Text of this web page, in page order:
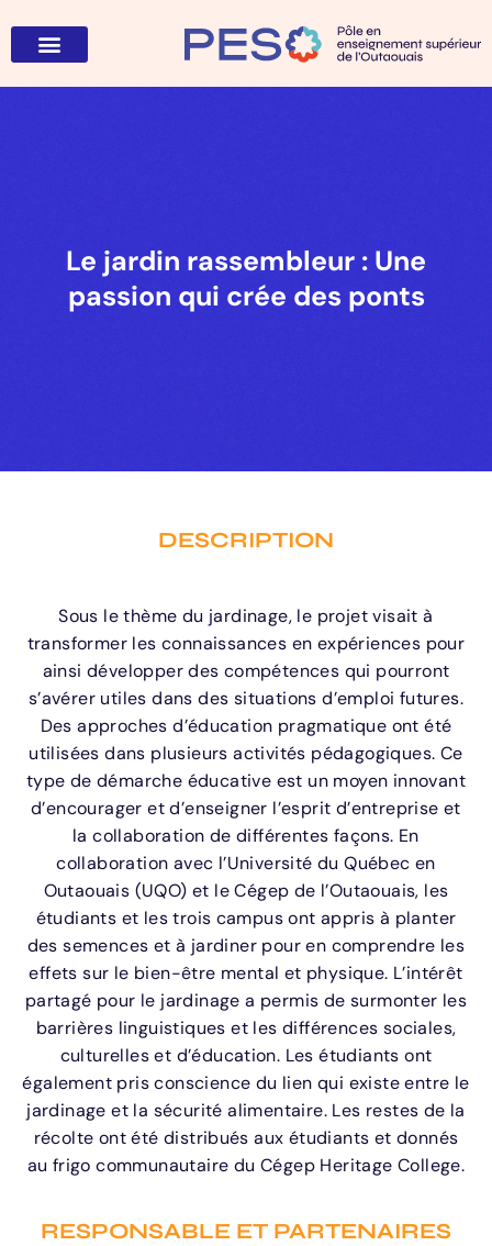
Le jardin rassembleur : Une
passion qui crée des ponts
DESCRIPTION
Sous le thème du jardinage, le projet visait à
transformer les connaissances en expériences pour
ainsi développer des compétences qui pourront
s’avérer utiles dans des situations d’emploi futures.
Des approches d’éducation pragmatique ont été
utilisées dans plusieurs activités pédagogiques. Ce
type de démarche éducative est un moyen innovant
d’encourager et d’enseigner l’esprit d’entreprise et
la collaboration de différentes façons. En
collaboration avec l’Université du Québec en
Outaouais (UQO) et le Cégep de l’Outaouais, les
étudiants et les trois campus ont appris à planter
des semences et à jardiner pour en comprendre les
effets sur le bien-être mental et physique. L’intérêt
partagé pour le jardinage a permis de surmonter les
barrières linguistiques et les différences sociales,
culturelles et d’éducation. Les étudiants ont
également pris conscience du lien qui existe entre le
jardinage et la sécurité alimentaire. Les restes de la
récolte ont été distribués aux étudiants et donnés
au frigo communautaire du Cégep Heritage College.
RESPONSABLE ET PARTENAIRES